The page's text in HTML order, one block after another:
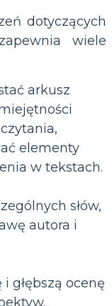
dotyczących
wiele
arkusz
elementy
w tekstach.
słów,
autora i
głębszą ocenę